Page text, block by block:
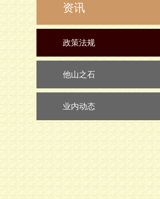
资讯
政策法规
他山之石
业内动态